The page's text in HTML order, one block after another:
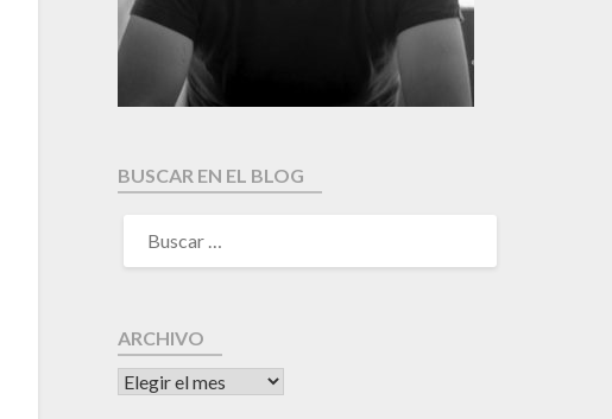
BUSCAR EN EL BLOG
ARCHIVO